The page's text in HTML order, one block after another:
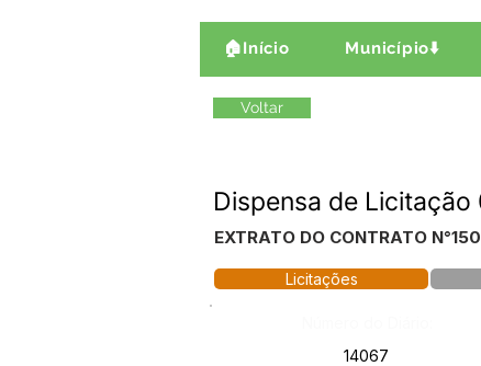
🏠Início Município⬇️
Voltar
Dispensa de Licitação
EXTRATO DO CONTRATO
Licitações
14067